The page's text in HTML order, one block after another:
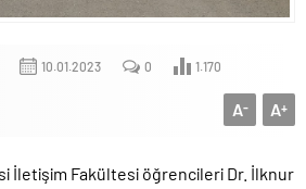
10.01.2023 0 1.170
A+
A-
İletişim Fakültesi öğrencileri Dr. İlknur